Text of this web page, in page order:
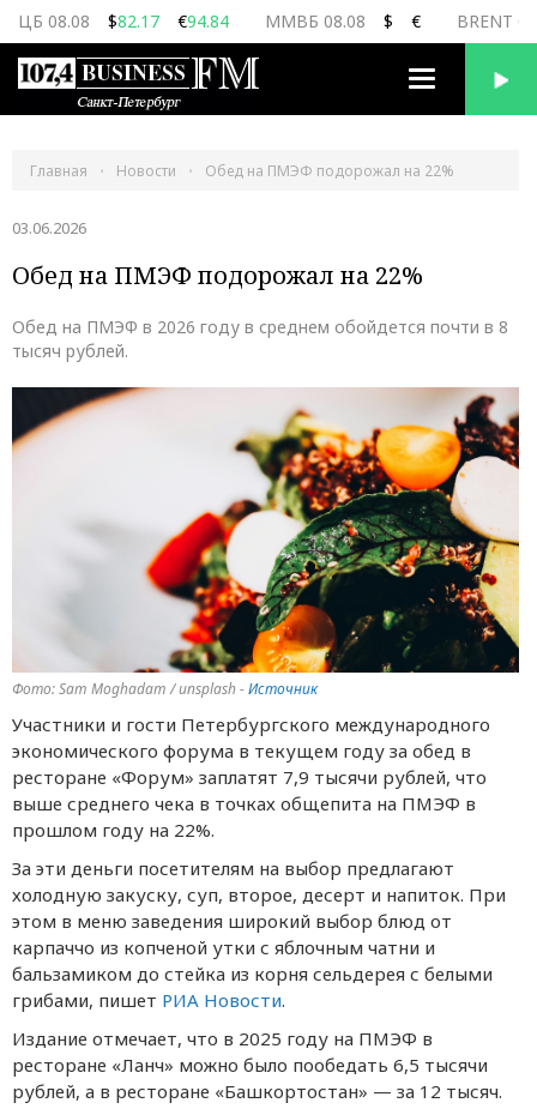
ЦБ 08.08 $82.17 €94.84 ММВБ 08.08 $ € BRENT
Переключить
Главная Новости Обед на ПМЭФ подорожал на 22%
03.06.2026
Обед на ПМЭФ подорожал на 22%
Обед на ПМЭФ в 2026 году в среднем обойдется почти в 8
тысяч рублей.
Фото: Sam Moghadam / unsplash -Источник
Участники и гости Петербургского международного
экономического форума в текущем году за обед в
ресторане «Форум» заплатят 7,9 тысячи рублей, что
выше среднего чека в точках общепита на ПМЭФ в
прошлом году на 22%.
За эти деньги посетителям на выбор предлагают
холодную закуску, суп, второе, десерт и напиток. При
этом в меню заведения широкий выбор блюд от
карпаччо из копченой утки с яблочным чатни и
бальзамиком до стейка из корня сельдерея с белыми
грибами, пишет РИА Новости.
Издание отмечает, что в 2025 году на ПМЭФ в
ресторане «Ланч» можно было пообедать 6,5 тысячи
рублей, а в ресторане «Башкортостан» — за 12 тысяч.